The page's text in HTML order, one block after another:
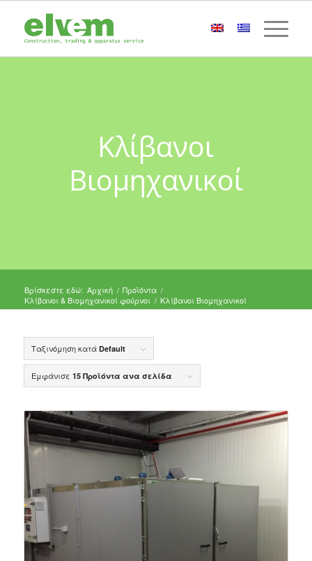
Κλίβανοι
Βιομηχανικοί
Βρίσκεστε εδώ: Αρχική / Προϊόντα /
Κλίβανοι & Βιομηχανικοί φούρνοι / Κλίβανοι Βιομηχανικοί
Ταξινόμηση κατά Default
Εμφάνισε 15 Προϊόντα ανα σελίδα